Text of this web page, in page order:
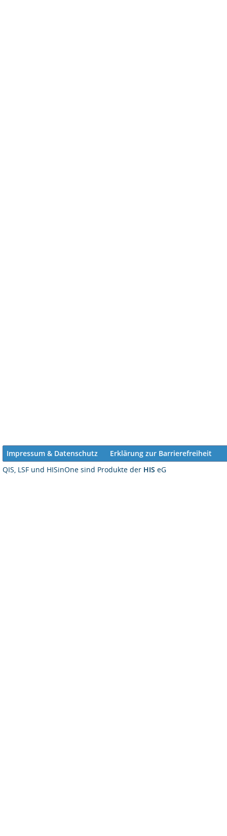
Impressum & Datenschutz
Erklärung zur Barrierefreiheit
QIS, LSF und HISinOne sind Produkte der HIS eG